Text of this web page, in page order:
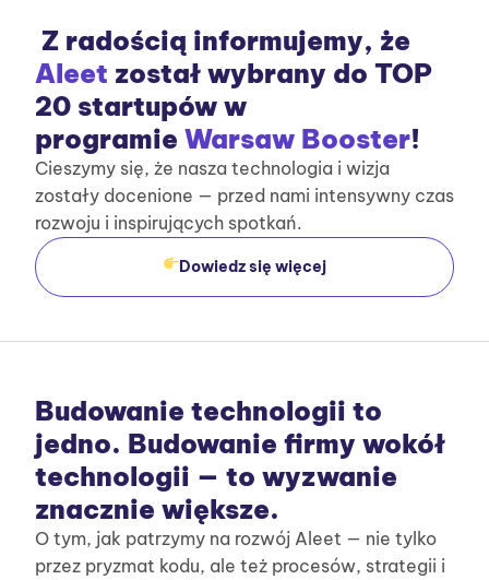
Z radością informujemy, że
Aleet został wybrany do TOP
20 startupów w
programie Warsaw Booster!
Cieszymy się, że nasza technologia i wizja
zostały docenione — przed nami intensywny czas
rozwoju i inspirujących spotkań.
Dowiedz się więcej
Budowanie technologii to
jedno. Budowanie firmy wokół
technologii — to wyzwanie
znacznie większe.
O tym, jak patrzymy na rozwój Aleet — nie tylko
przez pryzmat kodu, ale też procesów, strategii i